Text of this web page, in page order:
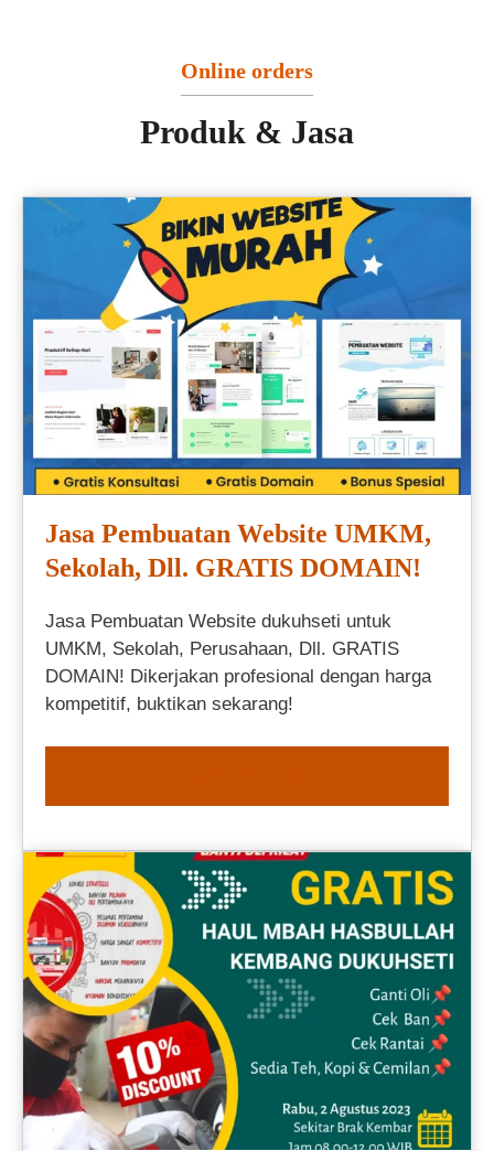
Online orders
Produk & Jasa
Jasa Pembuatan Website UMKM,
Sekolah, Dll. GRATIS DOMAIN!
Jasa Pembuatan Website dukuhseti untuk
UMKM, Sekolah, Perusahaan, Dll. GRATIS
DOMAIN! Dikerjakan profesional dengan harga
kompetitif, buktikan sekarang!